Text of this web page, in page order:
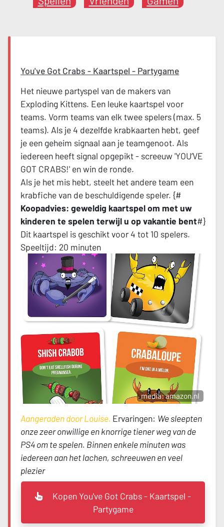
You've Got Crabs - Kaartspel - Partygame
Het nieuwe partyspel van de makers van
Exploding Kittens. Een leuke kaartspel voor
teams. Vorm teams van elk twee spelers (max. 5
teams). Als je 4 dezelfde krabkaarten hebt, geef
je een geheim signaal aan je teamgenoot. Als
iedereen heeft signal opgepikt - screeuw 'YOU’VE
GOT CRABS!' en win de ronde.
Als je het mis hebt, steelt het andere team een
krabfiche van de beschuldigende speler. {#
Koopadvies: geweldig kaartspel om met uw
kinderen te spelen terwijl u op vakantie bent#}
Dit kaartspel is geschikt voor 4 tot 10 spelers.
Speeltijd: 20 minuten
media: amazon.nl
Aangeraden door Louise. Ervaringen: We sleepten
onze zeer onwillige en knorrige tiener weg van de
PS4 om te spelen. Binnen enkele minuten was
iedereen aan het lachen, schreeuwen en veel
plezier
Kopen You've Got Crabs - Kaartspel -
Partygame